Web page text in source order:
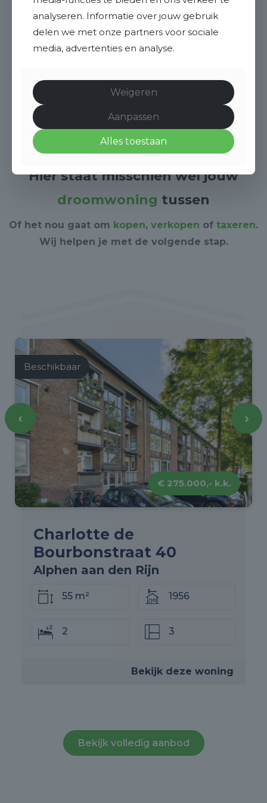
Verkoop, verhuur, aankoop, taxatie en
waardebepalingen. Bestaande
Hier staat misschien wel jouw
droomwoning tussen
Of het nou gaat om kopen, verkopen of taxeren.
Wij helpen je met de volgende stap.
Beschikbaar
€ 275.000,- k.k.
Charlotte de
Bourbonstraat 40
Alphen aan den Rijn
55 m² 1956
2 3
Bekijk deze woning
‹ ›
Bekijk volledig aanbod
analyseren. Informatie over jouw gebruik
delen we met onze partners voor sociale
media, advertenties en analyse.
Weigeren
Aanpassen
Alles toestaan